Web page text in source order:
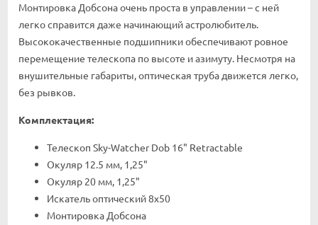
Монтировка Добсона очень проста в управлении – с ней
легко справится даже начинающий астролюбитель.
Высококачественные подшипники обеспечивают ровное
перемещение телескопа по высоте и азимуту. Несмотря на
внушительные габариты, оптическая труба движется легко,
без рывков.
Комплектация:
Телескоп Sky-Watcher Dob 16" Retractable
Окуляр 12.5 мм, 1,25"
Окуляр 20 мм, 1,25"
Искатель оптический 8x50
Монтировка Добсона